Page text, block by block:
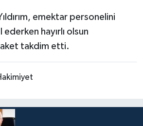
emektar personelini
ederken hayırlı olsun
takdim etti.